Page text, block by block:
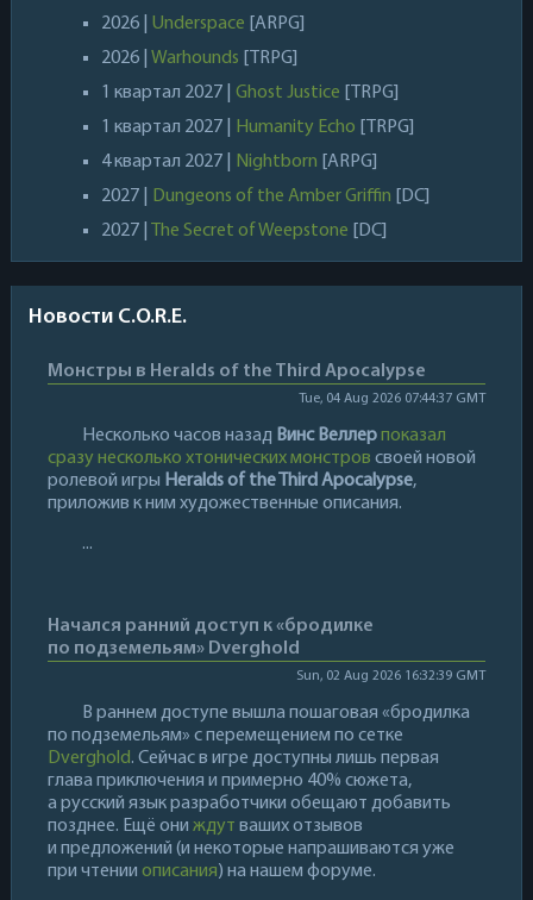
2026 | Underspace [ARPG]
2026 | Warhounds
[TRPG]
1 квартал 2027 | Ghost Justice
[TRPG]
1 квартал 2027 |
Humanity Echo
[TRPG]
4 квартал 2027 |
Nightborn [ARPG]
2027 |
Dungeons of the Amber Griffin
[DC]
2027 |
The Secret of Weepstone [DC]
Новости C.O.R.E.
Монстры в Heralds of the Third Apocalypse
Tue, 04 Aug 2026 07:44:37 GMT
Несколько часов назад Винс Веллер показал
сразу несколько хтонических монстров своей новой
ролевой игры Heralds of the Third Apocalypse,
приложив к ним художественные описания.
...
Начался ранний доступ к «бродилке
по подземельям» Dverghold
Sun, 02 Aug 2026 16:32:39 GMT
В раннем доступе вышла пошаговая «бродилка
по подземельям» с перемещением по сетке
Dverghold. Сейчас в игре доступны лишь первая
глава приключения и примерно 40% сюжета,
а русский язык разработчики обещают добавить
позднее. Ещё они ждут ваших отзывов
и предложений (и некоторые напрашиваются уже
при чтении описания) на нашем форуме.